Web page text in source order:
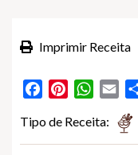
Imprimir Receita
FacebookPinterest
Tipo de Receita: